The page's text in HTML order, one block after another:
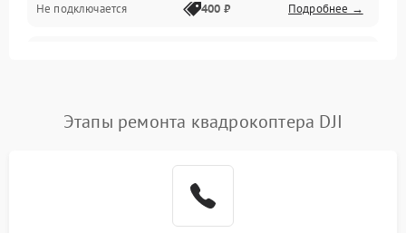
Не подключается 400 ₽ Подробнее →
Этапы ремонта квадрокоптера DJI